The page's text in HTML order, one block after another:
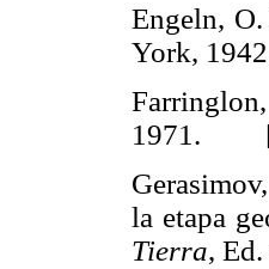
Engeln,
York,
1971.
la etapa
Tierra,